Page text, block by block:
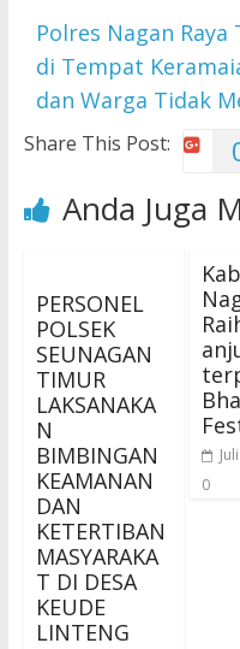
Polres Nagan
di Tempat
dan Warga Tidak
Share This Post:
Anda Juga
PERSONEL
POLSEK
SEUNAGAN
TIMUR
LAKSANAKA
N
BIMBINGAN
KEAMANAN
DAN
KETERTIBAN
MASYARAKA
T DI DESA
KEUDE
LINTENG
0